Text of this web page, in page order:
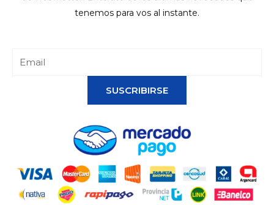
tenemos para vos al instante.
SUSCRIBIRSE